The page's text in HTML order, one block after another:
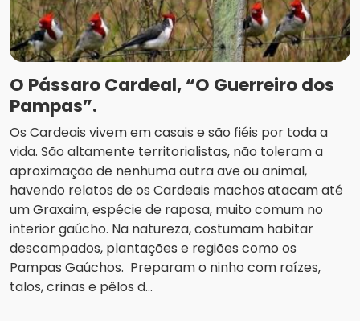
O Pássaro Cardeal, “O Guerreiro dos
Pampas”.
Os Cardeais vivem em casais e são fiéis por toda a
vida. São altamente territorialistas, não toleram a
aproximação de nenhuma outra ave ou animal,
havendo relatos de os Cardeais machos atacam até
um Graxaim, espécie de raposa, muito comum no
interior gaúcho. Na natureza, costumam habitar
descampados, plantações e regiões como os
Pampas Gaúchos. Preparam o ninho com raízes,
talos, crinas e pêlos d...